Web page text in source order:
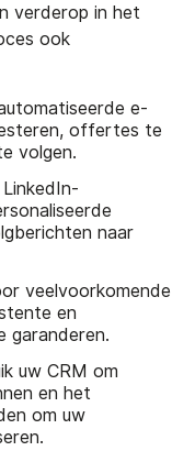
verderop in het
ook
e-
offertes te
volgen.
naar
veelvoorkomende
en
garanderen.
uw CRM om
en het
om uw